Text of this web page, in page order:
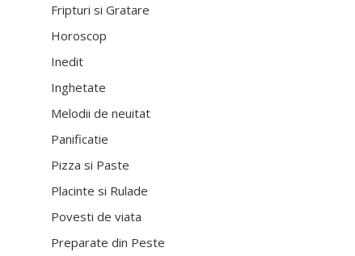
Fripturi si Gratare
Horoscop
Inedit
Inghetate
Melodii de neuitat
Panificatie
Pizza si Paste
Placinte si Rulade
Povesti de viata
Preparate din Peste